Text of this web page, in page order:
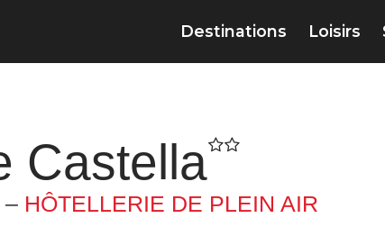
Destinations Loisirs
Castella
– HÔTELLERIE DE PLEIN AIR